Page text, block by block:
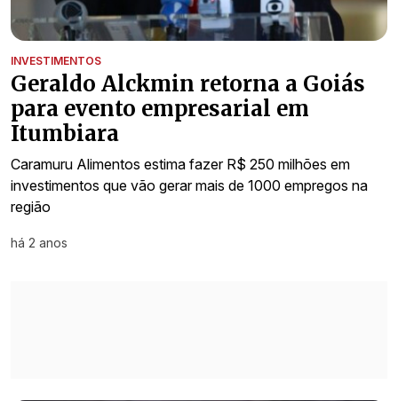
INVESTIMENTOS
Geraldo Alckmin retorna a Goiás
para evento empresarial em
Itumbiara
Caramuru Alimentos estima fazer R$ 250 milhões em
investimentos que vão gerar mais de 1000 empregos na
região
há 2 anos